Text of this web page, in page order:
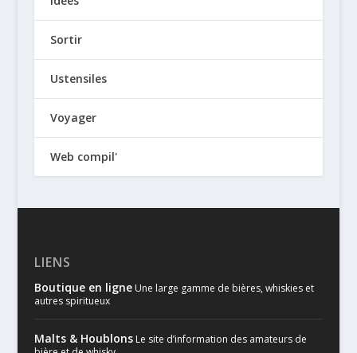
Sortir
Ustensiles
Voyager
Web compil'
LIENS
Boutique en ligneUne large gamme de bières, whiskies et
autres spiritueux
Malts & HoublonsLe site d’information des amateurs de